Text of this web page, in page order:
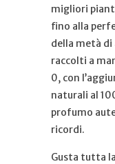
migliori
fino alla
della metà
raccolti a
0, con
naturali al
profumo
ricordi.
Gusta tutta